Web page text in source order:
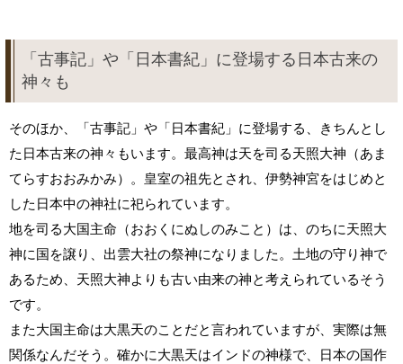
「古事記」や「日本書紀」に登場する日本古来の
神々も
そのほか、「古事記」や「日本書紀」に登場する、きちんとし
た日本古来の神々もいます。最高神は天を司る天照大神（あま
てらすおおみかみ）。皇室の祖先とされ、伊勢神宮をはじめと
した日本中の神社に祀られています。
地を司る大国主命（おおくにぬしのみこと）は、のちに天照大
神に国を譲り、出雲大社の祭神になりました。土地の守り神で
あるため、天照大神よりも古い由来の神と考えられているそう
です。
また大国主命は大黒天のことだと言われていますが、実際は無
関係なんだそう。確かに大黒天はインドの神様で、日本の国作